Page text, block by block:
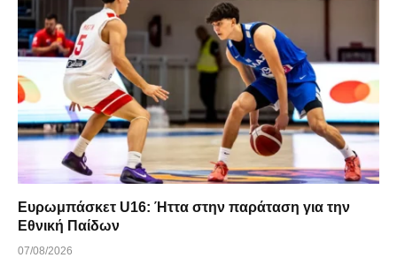
Ευρωμπάσκετ U16: Ήττα στην παράταση για την
Εθνική Παίδων
07/08/2026